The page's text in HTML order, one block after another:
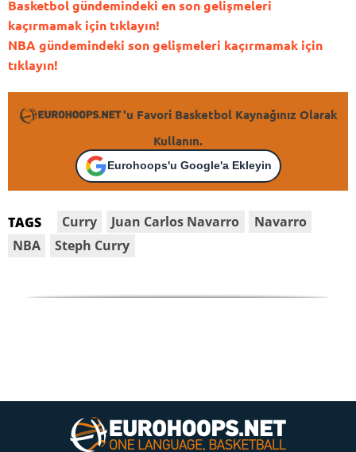
Basketbol gündemindeki en son gelişmeleri
kaçırmamak için tıklayın!
NBA gündemindeki son gelişmeleri kaçırmamak için
tıklayın!
'u Favori Basketbol Kaynağınız Olarak
Kullanın.
Eurohoops'u Google'a Ekleyin
TAGS Curry Juan Carlos Navarro
Navarro
NBA
Steph Curry